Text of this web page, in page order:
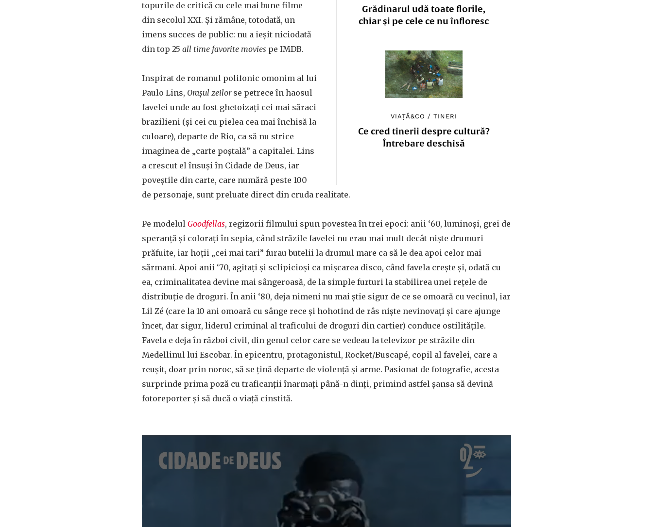
Grădinarul udă toate florile,
chiar și pe cele ce nu înfloresc
VIAȚĂ&CO /TINERI
Ce cred tinerii despre cultură?
Întrebare deschisă
topurile de critică cu cele mai bune filme
din secolul XXI. Și rămâne, totodată, un
imens succes de public: nu a ieșit niciodată
din top 25 all time favorite movies pe IMDB.
Inspirat de romanul polifonic omonim al lui
Paulo Lins, Orașul zeilorse petrece în haosul
favelei unde au fost ghetoizați cei mai săraci
brazilieni (și cei cu pielea cea mai închisă la
culoare), departe de Rio, ca să nu strice
imaginea de „carte poștală” a capitalei. Lins
a crescut el însuși în Cidade de Deus, iar
poveștile din carte, care numără peste 100
de personaje, sunt preluate direct din cruda realitate.
Pe modelul Goodfellas, regizorii filmului spun povestea în trei epoci: anii ‘60, luminoși, grei de
speranță și colorați în sepia, când străzile favelei nu erau mai mult decât niște drumuri
prăfuite, iar hoții „cei mai tari” furau butelii la drumul mare ca să le dea apoi celor mai
sărmani. Apoi anii ‘70, agitați și sclipicioși ca mișcarea disco, când favela crește și, odată cu
ea, criminalitatea devine mai sângeroasă, de la simple furturi la stabilirea unei rețele de
distribuție de droguri. În anii ‘80, deja nimeni nu mai știe sigur de ce se omoară cu vecinul, iar
Lil Zé (care la 10 ani omoară cu sânge rece și hohotind de râs niște nevinovați și care ajunge
încet, dar sigur, liderul criminal al traficului de droguri din cartier) conduce ostilitățile.
Favela e deja în război civil, din genul celor care se vedeau la televizor pe străzile din
Medellinul lui Escobar. În epicentru, protagonistul, Rocket/Buscapé, copil al favelei, care a
reușit, doar prin noroc, să se țină departe de violență și arme. Pasionat de fotografie, acesta
surprinde prima poză cu traficanții înarmați până-n dinți, primind astfel șansa să devină
fotoreporter și să ducă o viață cinstită.